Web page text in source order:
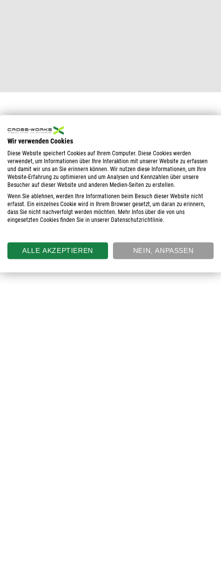
Wir verwenden Cookies
Diese Website speichert Cookies auf Ihrem Computer. Diese Cookies werden
verwendet, um Informationen über Ihre Interaktion mit unserer Website zu erfassen
und damit wir uns an Sie erinnern können. Wir nutzen diese Informationen, um Ihre
Website-Erfahrung zu optimieren und um Analysen und Kennzahlen über unsere
Besucher auf dieser Website und anderen Medien-Seiten zu erstellen.
Wenn Sie ablehnen, werden Ihre Informationen beim Besuch dieser Website nicht
erfasst. Ein einzelnes Cookie wird in Ihrem Browser gesetzt, um daran zu erinnern,
dass Sie nicht nachverfolgt werden möchten. Mehr Infos über die von uns
eingesetzten Cookies finden Sie in unserer Datenschutzrichtlinie.
ALLE AKZEPTIEREN NEIN, ANPASSEN